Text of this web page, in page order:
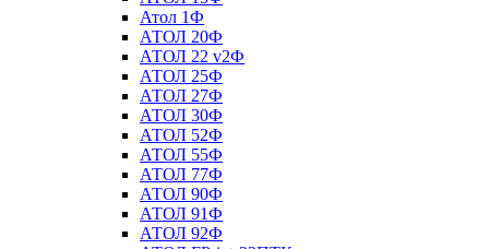
Атол 1Ф
АТОЛ 20Ф
АТОЛ 22 v2Ф
АТОЛ 25Ф
АТОЛ 27Ф
АТОЛ 30Ф
АТОЛ 52Ф
АТОЛ 55Ф
АТОЛ 77Ф
АТОЛ 90Ф
АТОЛ 91Ф
АТОЛ 92Ф